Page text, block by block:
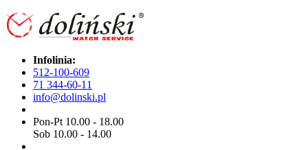
Infolinia:
512-100-609
71 344-60-11
info@dolinski.pl
Pon-Pt 10.00 - 18.00
Sob 10.00 - 14.00